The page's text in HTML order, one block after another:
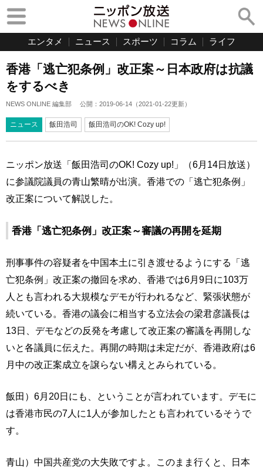
エンタメ ニュース スポーツ コラム ライフ
香港「逃亡犯条例」改正案～日本政府は抗議
をするべき
NEWS ONLINE 編集部 公開： 2019-06-14 （2021-01-22更新）
ニュース 飯田浩司 飯田浩司のOK! Cozy up!
ニッポン放送「飯田浩司のOK! Cozy up!」（6月14日放送）
に参議院議員の青山繁晴が出演。香港での「逃亡犯条例」
改正案について解説した。
香港「逃亡犯条例」改正案～審議の再開を延期
刑事事件の容疑者を中国本土に引き渡せるようにする「逃
亡犯条例」改正案の撤回を求め、香港では6月9日に103万
人とも言われる大規模なデモが行われるなど、緊張状態が
続いている。香港の議会に相当する立法会の梁君彦議長は
13日、デモなどの反発を考慮して改正案の審議を再開しな
いと各議員に伝えた。再開の時期は未定だが、香港政府は6
月中の改正案成立を譲らない構えとみられている。
飯田）6月20日にも、ということが言われています。デモに
は香港市民の7人に1人が参加したとも言われているそうで
す。
青山）中国共産党の大失敗ですよ。このまま行くと、日本